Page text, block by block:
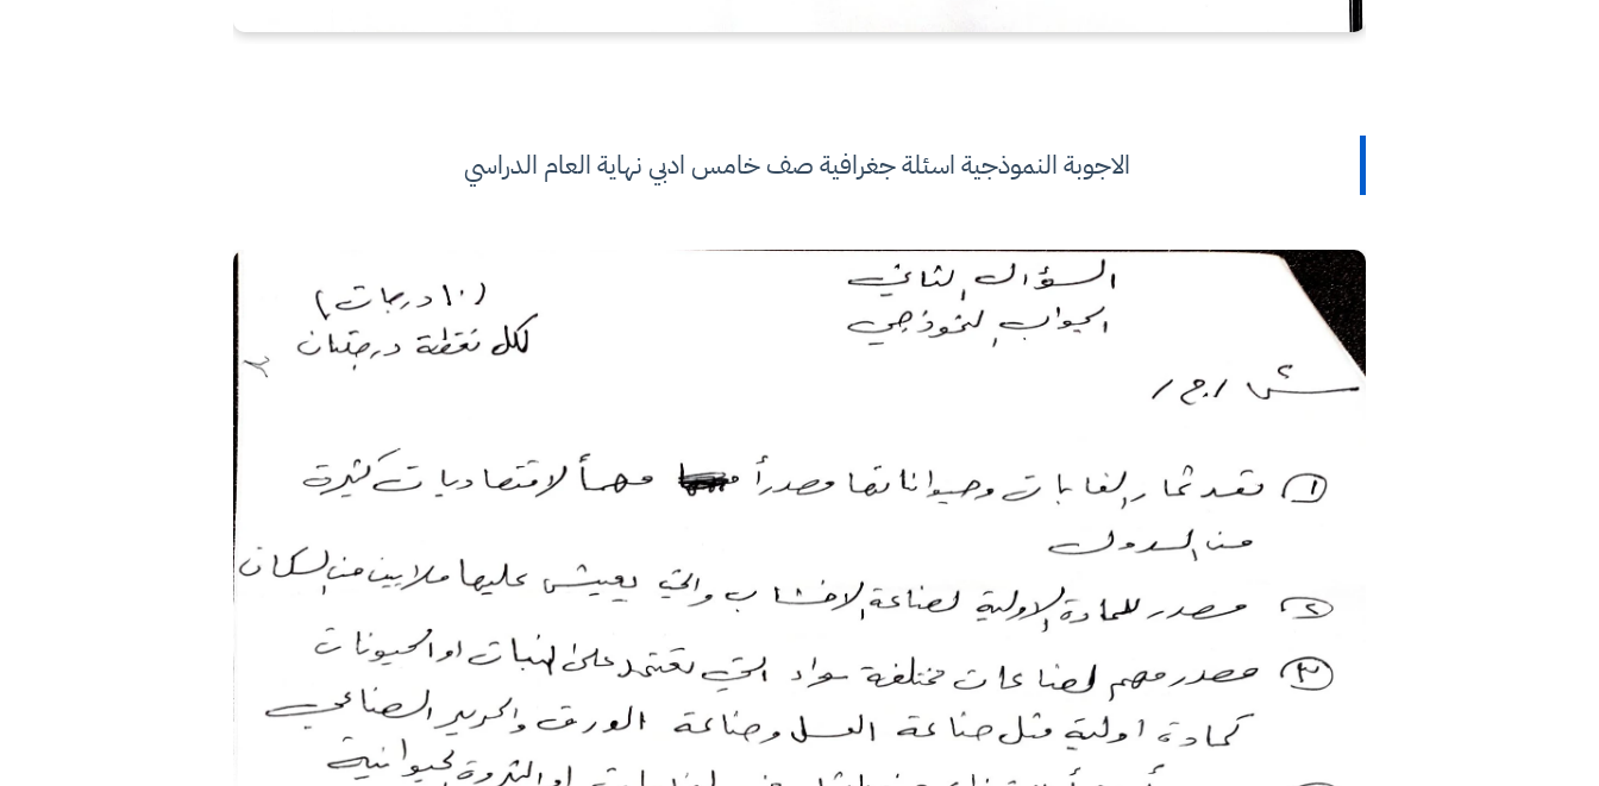
الاجوبة النموذجية اسئلة جغرافية صف خامس ادبي نهاية العام الدراسي